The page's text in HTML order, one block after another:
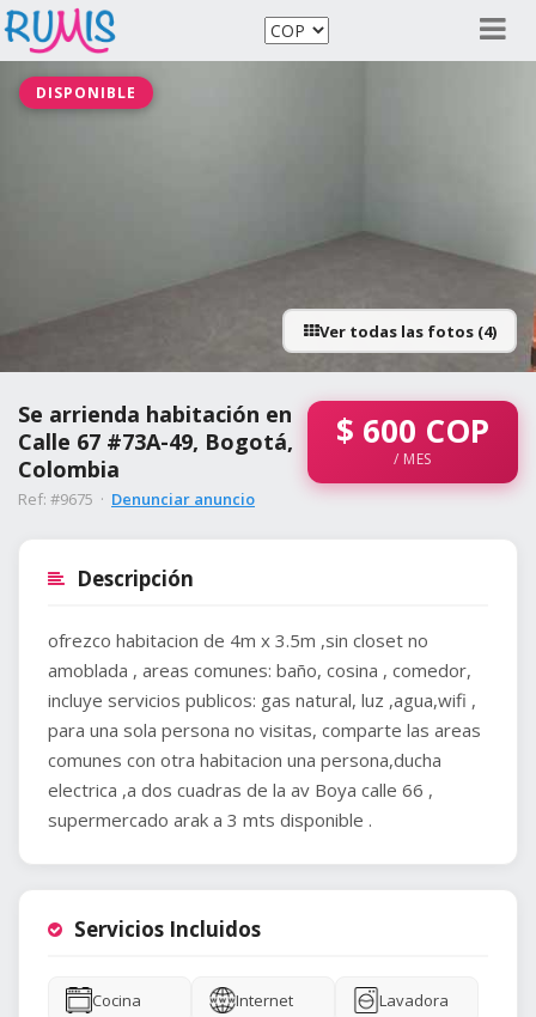
DISPONIBLE
Ver todas las fotos (4)
Se arrienda habitación en
Calle 67 #73A-49, Bogotá,
Colombia
Ref: #9675 · Denunciar anuncio
$ 600 COP
/ MES
Descripción
ofrezco habitacion de 4m x 3.5m ,sin closet no
amoblada , areas comunes: baño, cosina , comedor,
incluye servicios publicos: gas natural, luz ,agua,wifi ,
para una sola persona no visitas, comparte las areas
comunes con otra habitacion una persona,ducha
electrica ,a dos cuadras de la av Boya calle 66 ,
supermercado arak a 3 mts disponible .
Servicios Incluidos
Cocina Internet Lavadora